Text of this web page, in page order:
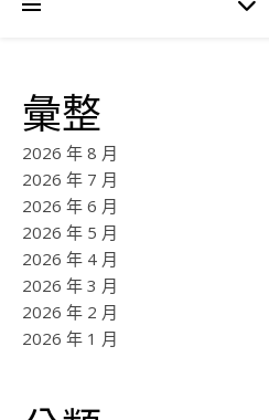
彙整
2026 年 8 月
2026 年 7 月
2026 年 6 月
2026 年 5 月
2026 年 4 月
2026 年 3 月
2026 年 2 月
2026 年 1 月